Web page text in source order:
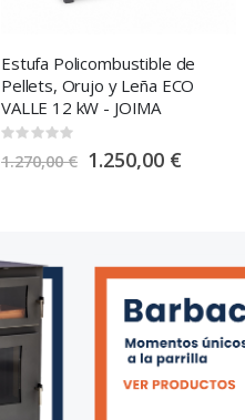
Estufa Policombustible de
Pellets, Orujo y Leña ECO
VALLE 12 kW - JOIMA
Rating:
0%
1.270,00 € S
p
1.250,00 €